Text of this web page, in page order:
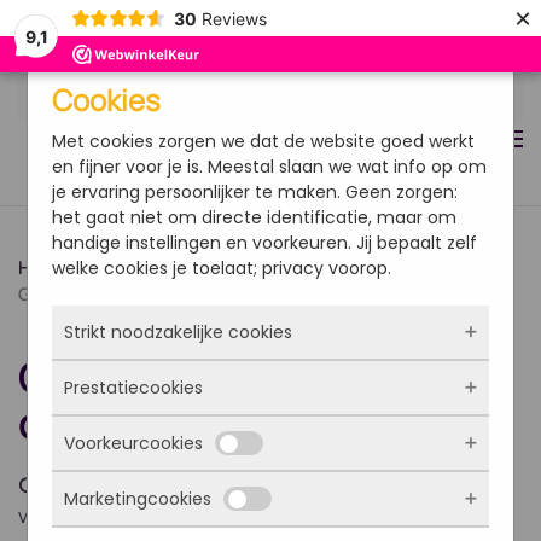
9,1
30 Reviews ×
Overslaan en naar de inhoud gaan
Home Kennisartikelen
Productinformatie
Gebruiksadvies Magnesium citraat
Gebruiksadvies Magnesium
citraat
Gebruiksadvies:
1 maal daags 1-2 tabletten met
water innemen op een tijdstip naar wens. U mag
Cookies
Met cookies zorgen we dat de website goed werkt
en fijner voor je is. Meestal slaan we wat info op om
je ervaring persoonlijker te maken. Geen zorgen:
het gaat niet om directe identificatie, maar om
handige instellingen en voorkeuren. Jij bepaalt zelf
welke cookies je toelaat; privacy voorop.
Strikt noodzakelijke cookies
Deze cookies zorgen ervoor dat de website
überhaupt werkt. Ze zijn dus altijd actief en
kunnen niet worden uitgezet. Meestal worden
ze alleen geplaatst als jij iets doet, zoals
inloggen, een formulier invullen of je
privacyvoorkeuren opslaan. Je kunt je browser
Prestatiecookies
Met deze cookies zien we hoe vaak onze site
bezocht wordt, waar bezoekers vandaan
komen en welke pagina’s populair zijn. Zo
kunnen we de website blijven verbeteren.
Voorkeurcookies
Deze cookies onthouden jouw voorkeuren.
Bijvoorbeeld taalkeuze of ingevulde gegevens.
Marketingcookies